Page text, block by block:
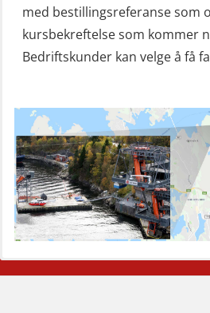
Skadestedsledelse
Skadestedsledelse
(OER118)
Sliskelivbåt
simulator
Sliskelivbåt
(OSE1302)
Styrketest (OSC152)
Søk og redningslag
med bestillingsreferanse som
kursbekreftelse som kommer
Bedriftskunder kan velge å få
Vårt
Spesialist på
Kompetanse for